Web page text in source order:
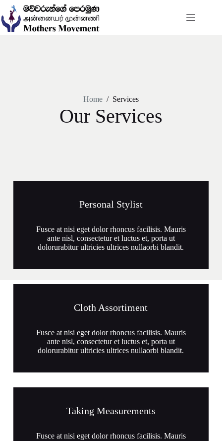
Home / Services
Our Services​
Personal Stylist
Fusce at nisi eget dolor rhoncus facilisis. Mauris
ante nisl, consectetur et luctus et, porta ut
dolorurabitur ultricies ultrices nullaorbi blandit.
Cloth Assortiment
Fusce at nisi eget dolor rhoncus facilisis. Mauris
ante nisl, consectetur et luctus et, porta ut
dolorurabitur ultricies ultrices nullaorbi blandit.
Taking Measurements
Fusce at nisi eget dolor rhoncus facilisis. Mauris